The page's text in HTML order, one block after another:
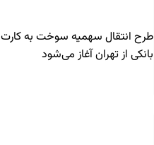
طرح انتقال سهمیه سوخت به کارت
بانکی از تهران آغاز می‌شود